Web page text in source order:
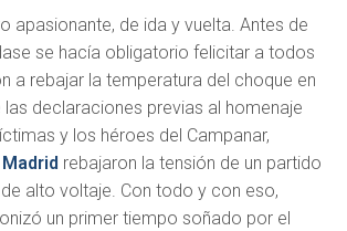
apasionante, de ida y vuelta. Antes de
se hacía obligatorio felicitar a todos
a rebajar la temperatura del choque en
las declaraciones previas al homenaje
y los héroes del Campanar,
Madrid rebajaron la tensión de un partido
alto voltaje. Con todo y con eso,
un primer tiempo soñado por el